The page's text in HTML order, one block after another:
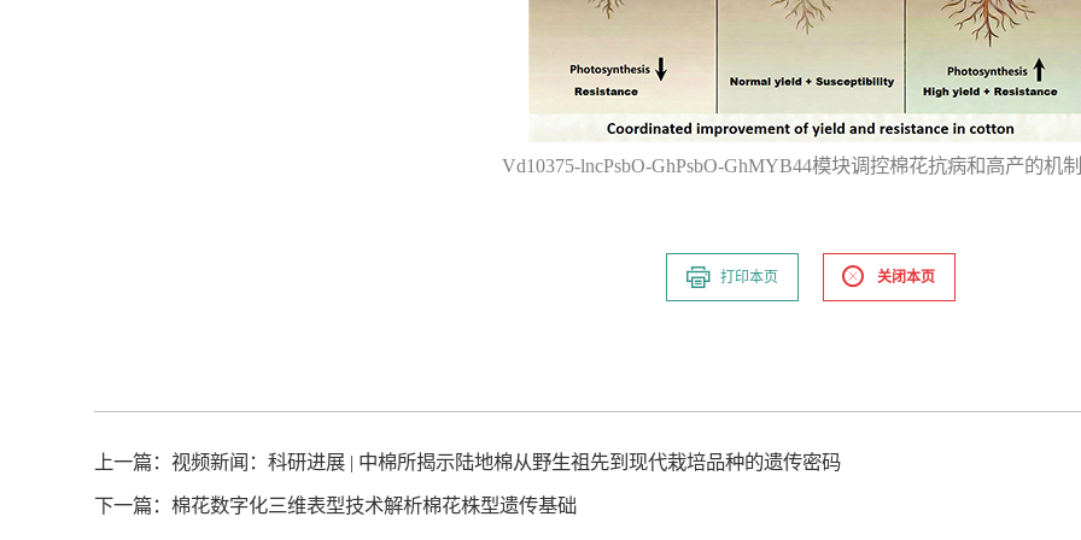
Vd10375-lncPsbO-GhPsbO-GhMYB44模块调控棉花抗病和高产的机
打印本页 关闭本页
上一篇： 视频新闻：科研进展 | 中棉所揭示陆地棉从野生祖先到现代栽培品种的遗传密码
下一篇： 棉花数字化三维表型技术解析棉花株型遗传基础